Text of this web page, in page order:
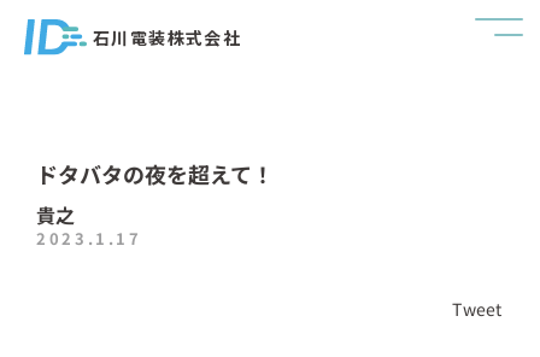
石川電装株式会社
ドタバタの夜を超えて！
貴之
2023.1.17
Tweet